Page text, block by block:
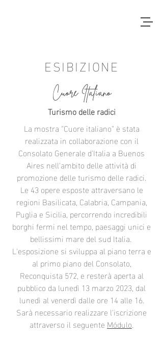
ESIBIZIONE
Cuore Italiano
Turismo delle radici​
La mostra "Cuore italiano" è stata
realizzata in collaborazione con il
Consolato Generale d'Italia a Buenos
Aires nell'ambito delle attività di
promozione delle turismo delle radici.
Le 43 opere esposte attraversano le
regioni Basilicata, Calabria, Campania,
Puglia e Sicilia, percorrendo incredibili
borghi fermi nel tempo, paesaggi unici e
bellissimi mare del sud Italia.
L'esposizione si sviluppa al piano terra e
al primo piano del Consolato,
Reconquista 572, e resterà aperta al
pubblico da lunedì 13 marzo 2023, dal
lunedì al venerdì dalle ore 14 alle 16.
Sarà necessario realizzare l'iscrizione
attraverso il seguente Módulo.